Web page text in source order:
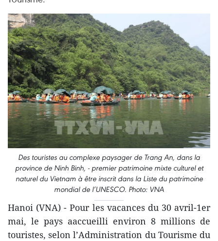
Des touristes au complexe paysager de Trang An, dans la
province de Ninh Binh, - premier patrimoine mixte culturel et
naturel du Vietnam à être inscrit dans la Liste du patrimoine
mondial de l’UNESCO. Photo: VNA
Hanoi (VNA) - Pour les vacances du 30 avril-1er
mai, le pays aaccueilli environ 8 millions de
touristes, selon l’Administration du Tourisme du